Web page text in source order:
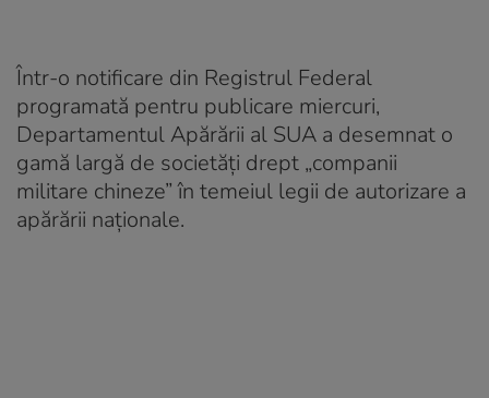
Într-o notificare din Registrul Federal
programată pentru publicare miercuri,
Departamentul Apărării al SUA a desemnat o
gamă largă de societăți drept „companii
militare chineze” în temeiul legii de autorizare a
apărării naționale.